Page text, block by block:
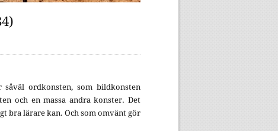
såväl ordkonsten, som bildkonsten
och en massa andra konster. Det
bra lärare kan. Och som omvänt gör